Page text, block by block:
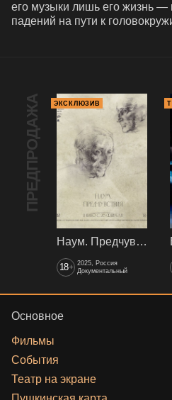
его музыки лишь его жизнь —
падений на пути к
ПРЕДПРОДАЖА ЭКСКЛЮЗИВ
Наум. Предчувствия
18+ 2025, Россия
Документальный
Основное
Фильмы
События
Театр на экране